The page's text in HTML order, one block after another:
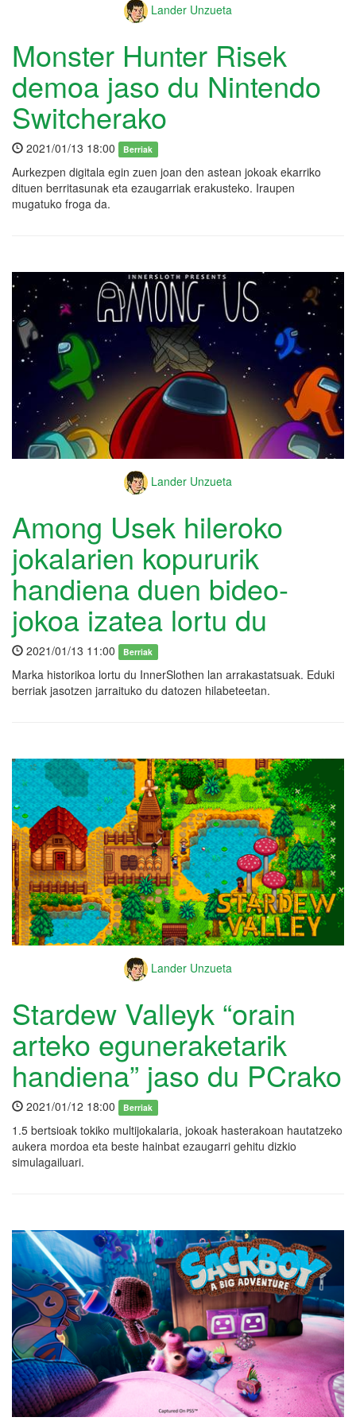
Lander Unzueta
Monster Hunter Risek
demoa jaso du Nintendo
Switcherako
2021/01/13 18:00 Berriak
Aurkezpen digitala egin zuen joan den astean jokoak ekarriko
dituen berritasunak eta ezaugarriak erakusteko. Iraupen
mugatuko froga da.
Lander Unzueta
Among Usek hileroko
jokalarien kopururik
handiena duen bideo-
jokoa izatea lortu du
2021/01/13 11:00 Berriak
Marka historikoa lortu du InnerSlothen lan arrakastatsuak. Eduki
berriak jasotzen jarraituko du datozen hilabeteetan.
Lander Unzueta
Stardew Valleyk “orain
arteko eguneraketarik
handiena” jaso du PCrako
2021/01/12 18:00 Berriak
1.5 bertsioak tokiko multijokalaria, jokoak hasterakoan hautatzeko
aukera mordoa eta beste hainbat ezaugarri gehitu dizkio
simulagailuari.